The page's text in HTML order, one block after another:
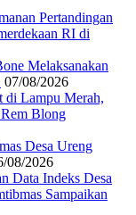
Pertandingan
RI di
Melaksanakan
07/08/2026
di Lampu Merah,
Blong
Desa Ureng
08/2026
Data Indeks Desa
Sampaikan